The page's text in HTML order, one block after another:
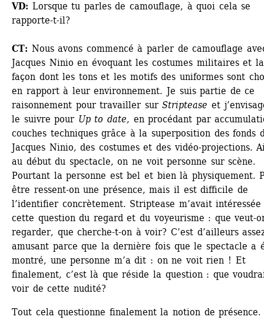
VD: Lorsque tu parles de camouflage, à quoi cela se
rapporte-t-il?
CT: Nous avons commencé à parler de camouflage
Jacques Ninio en évoquant les costumes militaires et la
façon dont les tons et les motifs des uniformes sont
en rapport à leur environnement. Je suis partie de ce
raisonnement pour travailler sur Striptease et
le suivre pour Up to date, en procédant par
couches techniques grâce à la superposition des fonds
Jacques Ninio, des costumes et des vidéo-projections.
au début du spectacle, on ne voit personne sur scène.
Pourtant la personne est bel et bien là physiquement.
être ressent-on une présence, mais il est difficile de
l’identifier concrètement. Striptease m’avait
cette question du regard et du voyeurisme : que veut-
regarder, que cherche-t-on à voir? C’est d’ailleurs
amusant parce que la dernière fois que le spectacle a
montré, une personne m’a dit : on ne voit rien ! Et
finalement, c’est là que réside la question : que
voir de cette nudité?
Tout cela questionne finalement la notion de présence.